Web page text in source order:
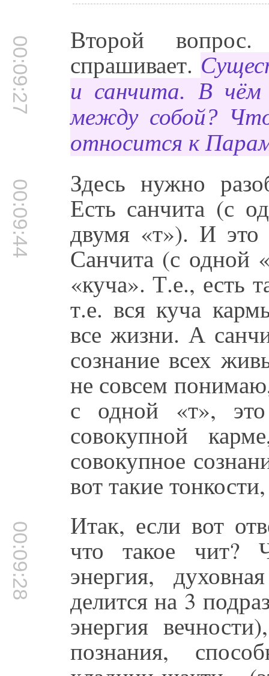
00:09:27 Второй
спрашивает.
и санчита. В чём
между собой?
относится к
00:09:44 Здесь нужно
Есть санчита (с
двумя «т»). И это
Санчита (с одной
«куча». Т.е., есть
т.е. вся куча
все жизни. А
сознание всех
не совсем
с одной «т»,
совокупной
совокупное
вот такие
00:09:28 Итак, если вот
что такое чит?
энергия,
делится на 3
энергия
познания,